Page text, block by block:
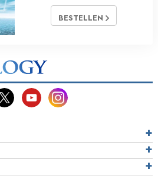
BESTELLEN